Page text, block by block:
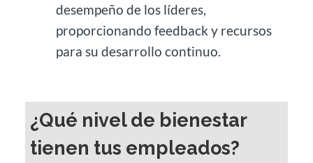
desempeño de los líderes,
proporcionando feedback y recursos
para su desarrollo continuo.
¿Qué nivel de bienestar
tienen tus empleados?